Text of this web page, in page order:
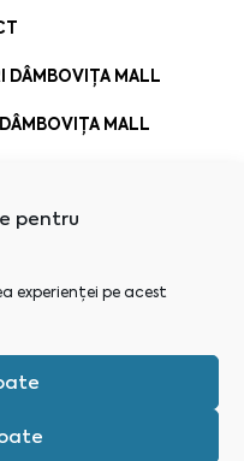
pentru
experienței pe acest
DÂMBOVIȚA MALL
MALL